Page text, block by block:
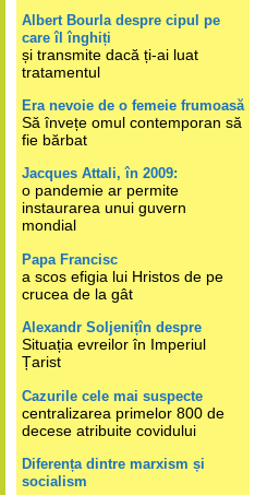
Albert Bourla despre cipul pe
care îl înghiți
și transmite dacă ți-ai luat
tratamentul
Era nevoie de o femeie frumoasă
Să învețe omul contemporan să
fie bărbat
Jacques Attali, în 2009:
o pandemie ar permite
instaurarea unui guvern
mondial
Papa Francisc
a scos efigia lui Hristos de pe
crucea de la gât
Alexandr Soljenițîn despre
Situația evreilor în Imperiul
Țarist
Cazurile cele mai suspecte
centralizarea primelor 800 de
decese atribuite covidului
Diferența dintre marxism și
socialism